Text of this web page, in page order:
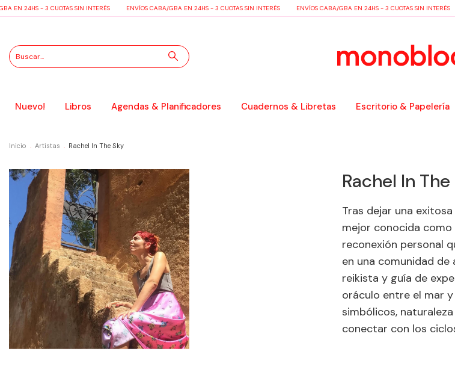
EN 24HS - 3 CUOTAS SIN INTERÉS ENVÍOS CABA/GBA EN 24HS - 3 CUOTAS SIN INTERÉS ENVÍOS CABA/GBA EN 24HS - 3 CUOTAS SIN INTERÉS
Nuevo! Libros Agendas & Planificadores Cuadernos & Libretas Escritorio & Papelería
Inicio . Artistas . Rachel In The Sky
Rachel In
Tras dejar una
mejor conocida
reconexión personal
en una comunidad de
reikista y guía de
oráculo entre el mar
simbólicos,
conectar con los